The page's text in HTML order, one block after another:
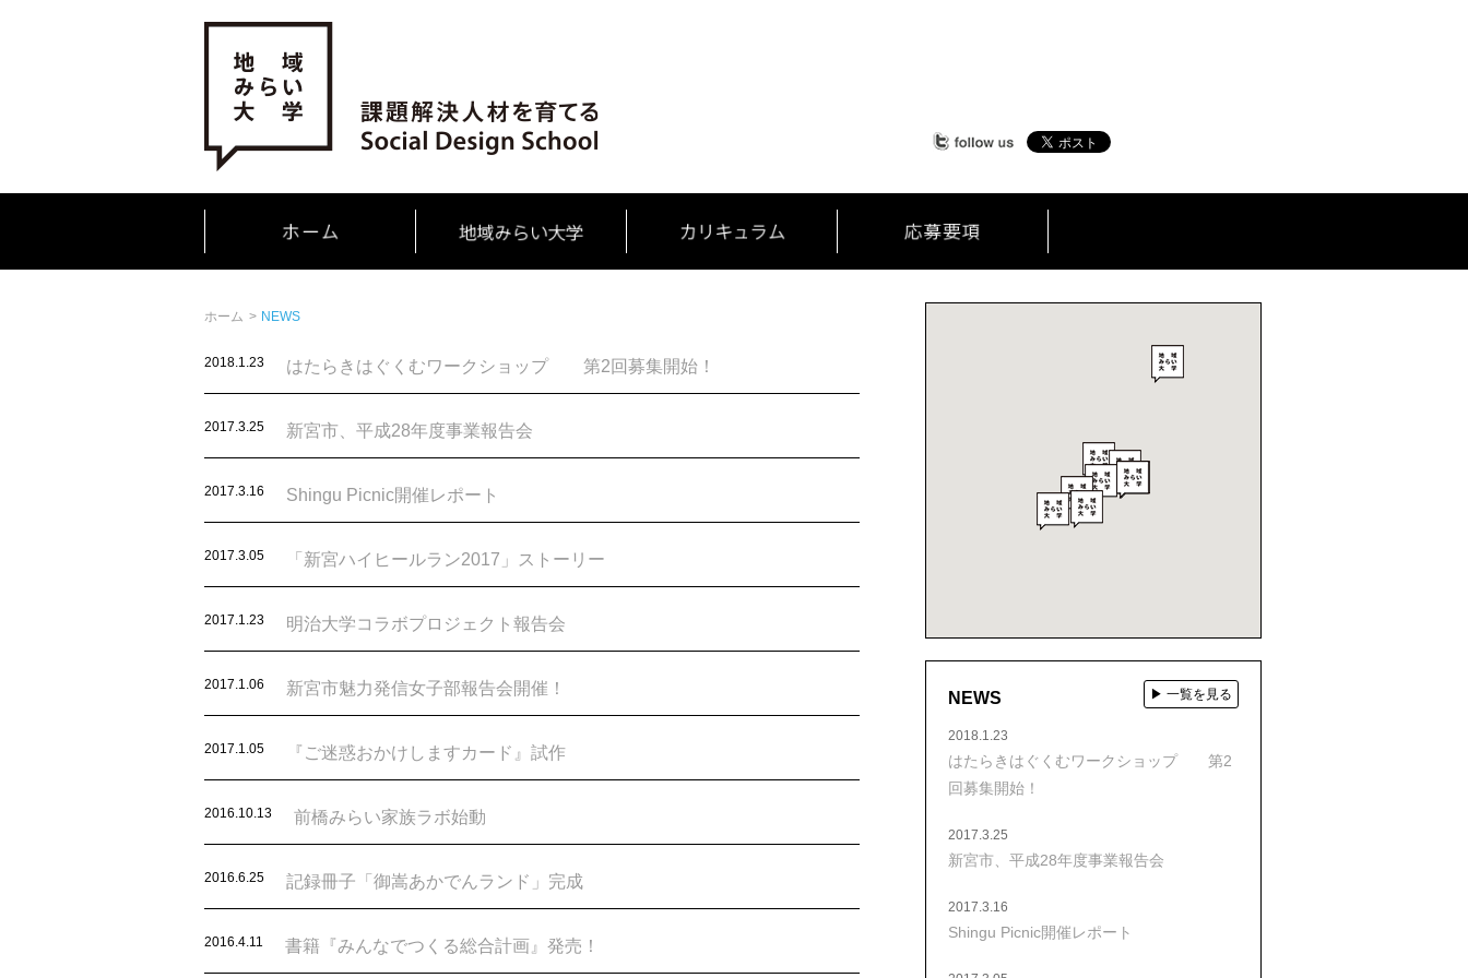
ホーム > NEWS
2018.1.23 はたらきはぐくむワークショップ 第2回募集開始！
2017.3.25 新宮市、平成28年度事業報告会
2017.3.16 Shingu Picnic開催レポート
2017.3.05 「新宮ハイヒールラン2017」ストーリー
2017.1.23 明治大学コラボプロジェクト報告会
2017.1.06 新宮市魅力発信女子部報告会開催！
2017.1.05 『ご迷惑おかけしますカード』試作
2016.10.13 前橋みらい家族ラボ始動
2016.6.25 記録冊子「御嵩あかでんランド」完成
2016.4.11 書籍『みんなでつくる総合計画』発売！
▶ 一覧を見る
NEWS
2018.1.23
はたらきはぐくむワークショップ 第2
回募集開始！
2017.3.25
新宮市、平成28年度事業報告会
2017.3.16
Shingu Picnic開催レポート